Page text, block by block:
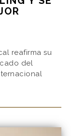
reafirma su
del